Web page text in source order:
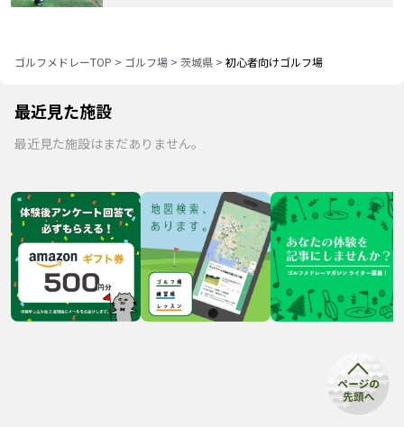
ゴルフメドレーTOP > ゴルフ場 > 茨城県 > 初心者向けゴルフ場
最近見た施設
最近見た施設はまだありません。